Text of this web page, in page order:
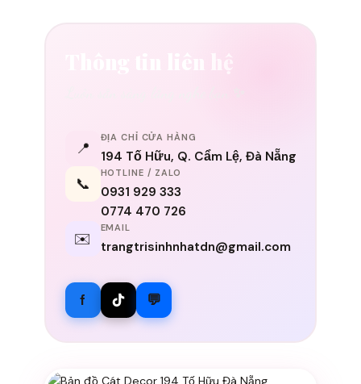
Thông tin liên hệ
📍
ĐỊA CHỈ CỬA HÀNG
194 Tố Hữu, Q. Cẩm Lệ, Đà Nẵng
📞
HOTLINE / ZALO
0931 929 333
0774 470 726
✉️
EMAIL
trangtrisinhnhatdn@gmail.com
f 💬